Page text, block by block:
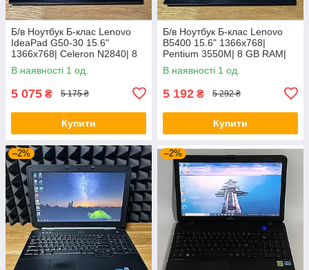
Б/в Ноутбук Б-клас Lenovo
IdeaPad G50-30 15.6"
1366x768| Celeron N2840| 8
GB RAM| 128 GB SSD| HD
В наявності 1 од.
5 075 ₴ 5 175 ₴
Купити
Б/в Ноутбук Б-клас Lenovo
B5400 15.6" 1366x768|
Pentium 3550M| 8 GB RAM|
128 GB SSD| HD
В наявності 1 од.
5 192 ₴ 5 292 ₴
Купити
–2% –2%